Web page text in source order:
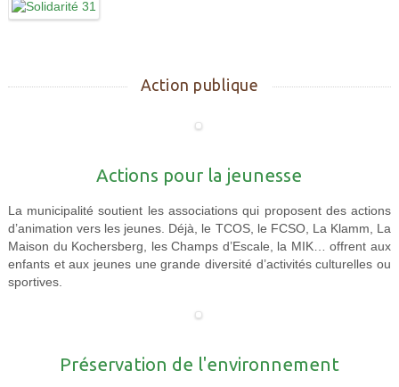
Action publique
Actions pour la jeunesse
La municipalité soutient les associations qui proposent des actions
d’animation vers les jeunes. Déjà, le TCOS, le FCSO, La Klamm, La
Maison du Kochersberg, les Champs d’Escale, la MIK… offrent aux
enfants et aux jeunes une grande diversité d’activités culturelles ou
sportives.
Préservation de l'environnement